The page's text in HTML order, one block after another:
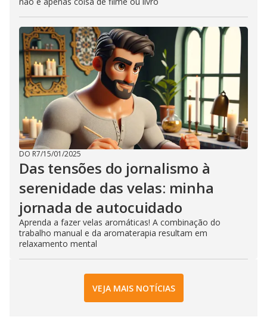
DO R7/15/01/2025
Das tensões do jornalismo à
serenidade das velas: minha
jornada de autocuidado
Aprenda a fazer velas aromáticas! A combinação do
trabalho manual e da aromaterapia resultam em
relaxamento mental
VEJA MAIS NOTÍCIAS